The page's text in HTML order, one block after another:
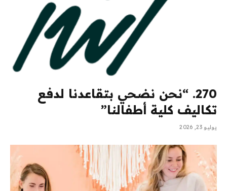
270. “نحن نضحي بتقاعدنا لدفع
تكاليف كلية أطفالنا”
يوليو 23, 2026